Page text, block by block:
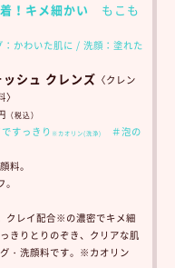
！キメ細かい もこも
：かわいた肌に / 洗顔：塗れた
シュ クレンズ 〈クレン
（税込）
すっきり ※カオリン(洗浄)
＃泡の
料。
クレイ配合※の濃密でキメ細
きりとりのぞき、クリアな肌
・洗顔料です。 ※カオリン